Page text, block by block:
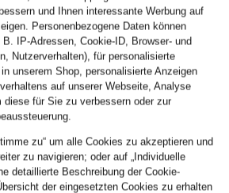
Ursprünglich:229,95 €
ENTDECKEN
und Ihnen interessante Werbung auf
Personenbezogene Daten können
IP-Adressen, Cookie-ID, Browser- und
Nutzerverhalten), für personalisierte
unserem Shop, personalisierte Anzeigen
auf unserer Webseite, Analyse
diese für Sie zu verbessern oder zur
zu“ um alle Cookies zu akzeptieren und
zu navigieren; oder auf „Individuelle
detaillierte Beschreibung der Cookie-
der eingesetzten Cookies zu erhalten